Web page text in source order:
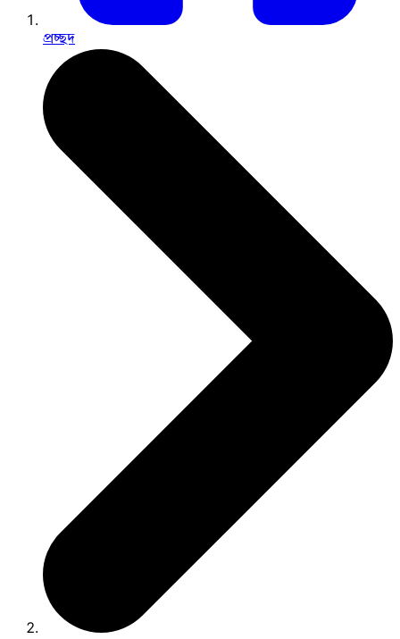
প্রচ্ছদ